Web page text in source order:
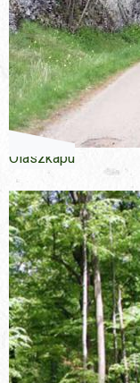
Olaszkapu